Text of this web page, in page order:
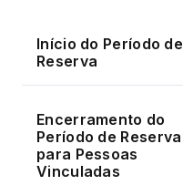
Início do Período de
Reserva
Encerramento do
Período de Reserva
para Pessoas
Vinculadas